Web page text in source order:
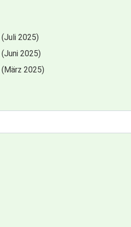
(Juli 2025)
(Juni 2025)
(März 2025)